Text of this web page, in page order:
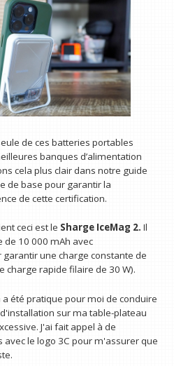
de ces batteries portables
banques d’alimentation
cela plus clair dans notre guide
de base pour garantir la
de cette certification.
ceci est le Sharge IceMag 2.Il
de 10 000 mAh avec
une charge constante de
charge rapide filaire de 30 W).
a été pratique pour moi de conduire
sur ma table-plateau
J'ai fait appel à de
le logo 3C pour m'assurer que